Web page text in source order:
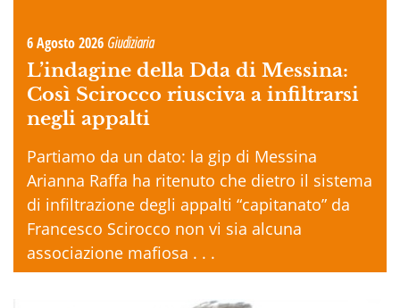
6 Agosto 2026 Giudiziaria
L’indagine della Dda di Messina:
Così Scirocco riusciva a infiltrarsi
negli appalti
Partiamo da un dato: la gip di Messina
Arianna Raffa ha ritenuto che dietro il sistema
di infiltrazione degli appalti “capitanato” da
Francesco Scirocco non vi sia alcuna
associazione mafiosa . . .